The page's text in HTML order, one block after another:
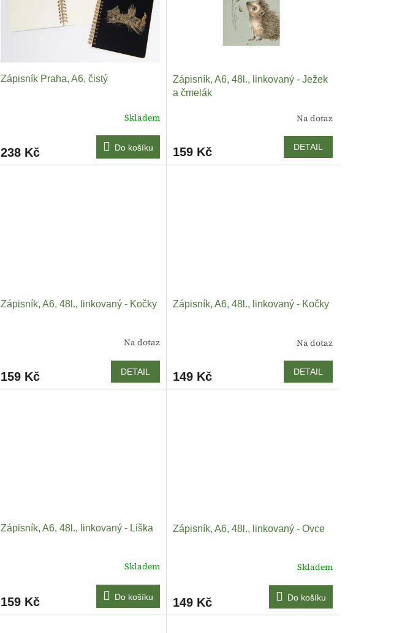
Zápisník Praha, A6, čistý
Skladem
238 Kč Do košíku
Zápisník, A6, 48l., linkovaný - Ježek
a čmelák
Na dotaz
159 Kč DETAIL
Zápisník, A6, 48l., linkovaný - Kočky
Na dotaz
159 Kč DETAIL
Zápisník, A6, 48l., linkovaný - Kočky
Na dotaz
149 Kč DETAIL
Zápisník, A6, 48l., linkovaný - Liška
Skladem
159 Kč Do košíku
Zápisník, A6, 48l., linkovaný - Ovce
Skladem
149 Kč Do košíku